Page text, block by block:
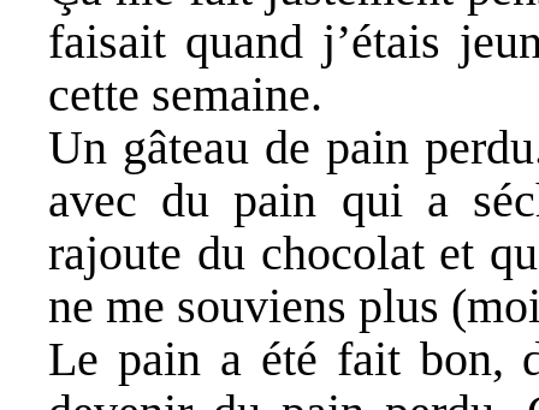
faisait quand j’étais
cette semaine.
Un gâteau de pain
avec du pain qui a
rajoute du chocolat et
ne me souviens plus
Le pain a été fait bon,